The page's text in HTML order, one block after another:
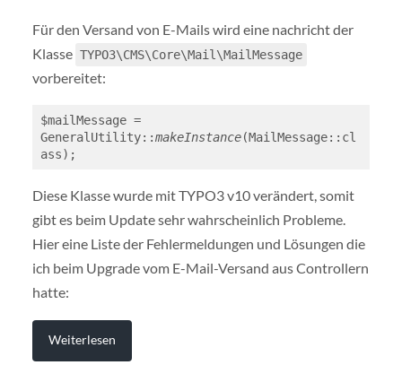
Für den Versand von E-Mails wird eine nachricht der
Klasse TYPO3\CMS\Core\Mail\MailMessage
vorbereitet:
$mailMessage =
GeneralUtility::makeInstance(MailMessage::cl
ass);
Diese Klasse wurde mit TYPO3 v10 verändert, somit
gibt es beim Update sehr wahrscheinlich Probleme.
Hier eine Liste der Fehlermeldungen und Lösungen die
ich beim Upgrade vom E-Mail-Versand aus Controllern
hatte:
Weiterlesen